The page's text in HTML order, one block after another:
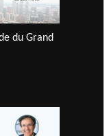
du Grand